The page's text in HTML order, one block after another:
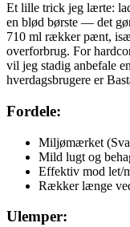
Et lille trick jeg lærte:
en blød børste — det
710 ml rækker pænt,
overforbrug. For
vil jeg stadig anbefale
hverdagsbrugere er
Fordele:
Miljømærket
Mild lugt og
Effektiv mod let/
Rækker længe
Ulemper: